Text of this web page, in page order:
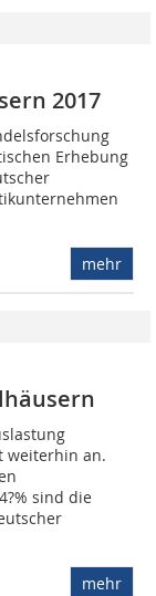
2017
Erhebung
mehr
weiterhin an.
sind die
mehr